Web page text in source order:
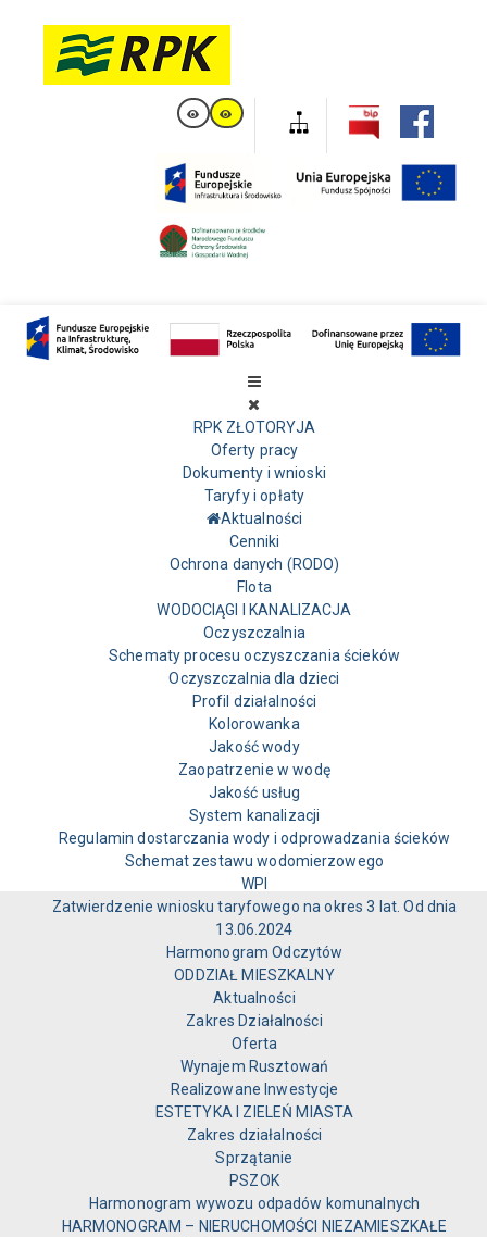
RPK ZŁOTORYJA
Oferty pracy
Dokumenty i wnioski
Taryfy i opłaty
Aktualności
Cenniki
Ochrona danych (RODO)
Flota
WODOCIĄGI I KANALIZACJA
Oczyszczalnia
Schematy procesu oczyszczania ścieków
Oczyszczalnia dla dzieci
Profil działalności
Kolorowanka
Jakość wody
Zaopatrzenie w wodę
Jakość usług
System kanalizacji
Regulamin dostarczania wody i odprowadzania ścieków
Schemat zestawu wodomierzowego
WPI
Zatwierdzenie wniosku taryfowego na okres 3 lat. Od dnia
13.06.2024
Harmonogram Odczytów
ODDZIAŁ MIESZKALNY
Aktualności
Zakres Działalności
Oferta
Wynajem Rusztowań
Realizowane Inwestycje
ESTETYKA I ZIELEŃ MIASTA
Zakres działalności
Sprzątanie
PSZOK
Harmonogram wywozu odpadów komunalnych
HARMONOGRAM – NIERUCHOMOŚCI NIEZAMIESZKAŁE